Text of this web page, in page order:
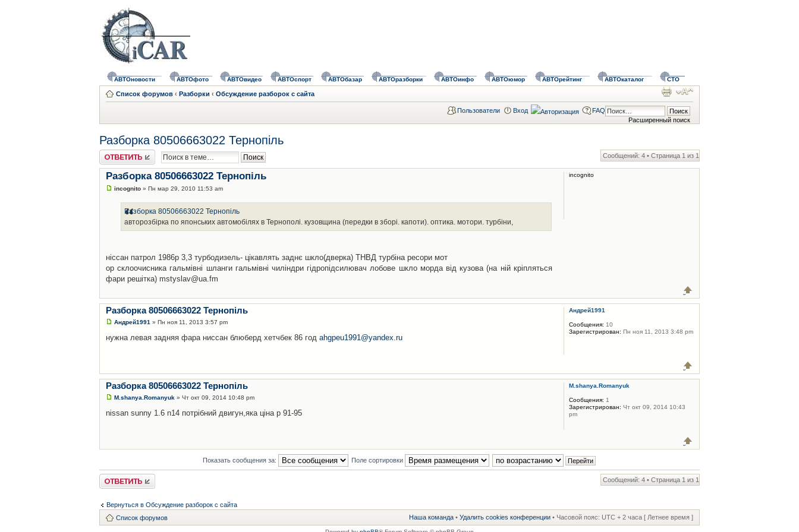
АВТОновости АВТОфото АВТОвидео АВТОспорт АВТОбазар АВТОразборки АВТОинфо АВТОюмор АВТОрейтинг АВТОкаталог СТО
Список форумов ‹ Разборки ‹ Обсуждение разборок с сайта
Расширенный поиск
Пользователи Вход FAQ
Разборка 80506663022 Тернопіль
Ответить Сообщений: 4 • Страница 1 из 1
Разборка 80506663022 Тернопіль
incognito » Пн мар 29, 2010 11:53 am
Разборка 80506663022 Тернопіль
авторозбірка по японських автомобілях в Тернополі. кузовщина (передки в зборі. капоти). оптика. мотори. турбіни,
ніссан патрол 1986р 3,3 турбодизель- цікавлять заднє шкло(дверка) ТНВД турбіна ресори мот
ор склоочисника гальмівні шланги гальмівні чиліндри гідропідсилювач лобове шкло морда від кузова (на ній кріпляться
фари решітка) mstyslav@ua.fm
incognito
Разборка 80506663022 Тернопіль
Андрей1991 » Пн ноя 11, 2013 3:57 pm
нужна левая задняя фара ниссан блюберд хетчбек 86 год ahgpeu1991@yandex.ru
Андрей1991
Сообщения: 10
Зарегистрирован: Пн ноя 11, 2013 3:48 pm
Разборка 80506663022 Тернопіль
M.shanya.Romanyuk » Чт окт 09, 2014 10:48 pm
nissan sunny 1.6 n14 потрібний двигун,яка ціна р 91-95
M.shanya.Romanyuk
Сообщения: 1
Зарегистрирован: Чт окт 09, 2014 10:43
pm
Показать сообщения за: Поле сортировки
Ответить Сообщений: 4 • Страница 1 из 1
Вернуться в Обсуждение разборок с сайта
Список форумов
Наша команда • Удалить cookies конференции • Часовой пояс: UTC + 2 часа [ Летнее время ]